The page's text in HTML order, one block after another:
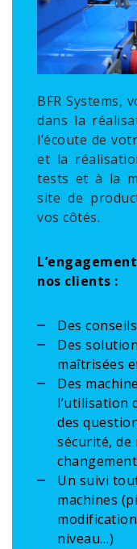
BFR Systems,
dans la
l’écoute de
et la
tests et à la
site de
vos côtés.
nos clients :
Des
Des
maîtrisées
Des
l’utilisation
des
sécurité, de
Un suivi
machines
niveau…)